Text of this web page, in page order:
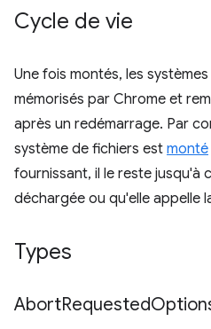
Cycle de vie
Une fois montés, les
mémorisés par Chrome et
après un redémarrage. Par
système de fichiers est monté
fournissant, il le reste jusqu'à
déchargée ou qu'elle appelle
Types
AbortRequested